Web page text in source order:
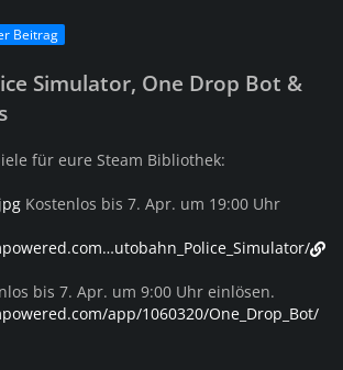
Beitrag
Simulator, One Drop Bot &
für eure Steam Bibliothek:
Kostenlos bis 7. Apr. um 19:00 Uhr
bis 7. Apr. um 9:00 Uhr einlösen.
app/1060320/One_Drop_Bot/